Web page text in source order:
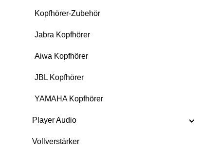
Kopfhörer-Zubehör
Jabra Kopfhörer
Aiwa Kopfhörer
JBL Kopfhörer
YAMAHA Kopfhörer
Player Audio
Vollverstärker